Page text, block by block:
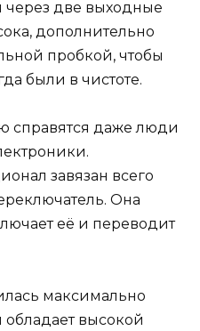
через две выходные
дополнительно
пробкой, чтобы
были в чистоте.
справятся даже люди
завязан всего
Она
её и переводит
максимально
высокой